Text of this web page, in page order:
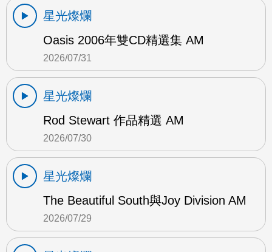
星光燦爛
Oasis 2006年雙CD精選集 AM
2026/07/31
星光燦爛
Rod Stewart 作品精選 AM
2026/07/30
星光燦爛
The Beautiful South與Joy Division AM
2026/07/29